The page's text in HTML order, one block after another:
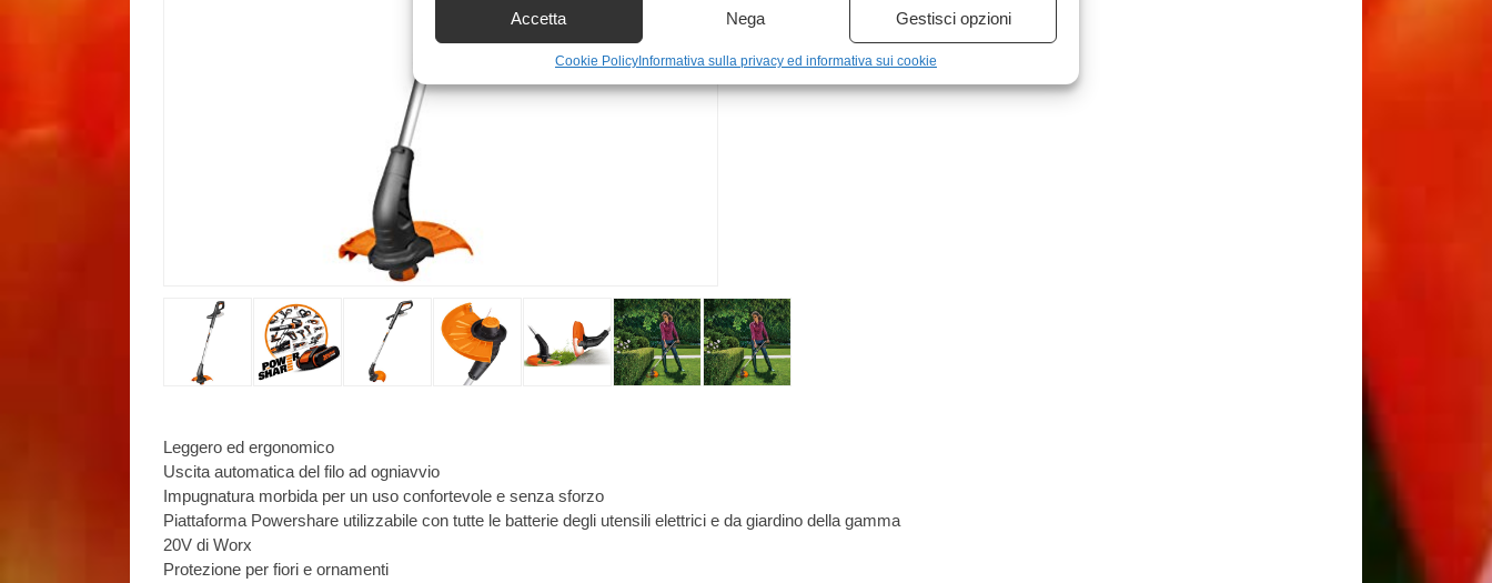
Accetta Nega Gestisci opzioni
Cookie PolicyInformativa sulla privacy ed informativa sui cookie
Leggero ed ergonomico
Uscita automatica del filo ad ogniavvio
Impugnatura morbida per un uso confortevole e senza sforzo
Piattaforma Powershare utilizzabile con tutte le batterie degli utensili elettrici e da giardino della gamma
20V di Worx
Protezione per fiori e ornamenti